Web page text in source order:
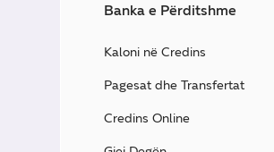
Banka e Përditshme
Kaloni në Credins
Pagesat dhe Transfertat
Credins Online